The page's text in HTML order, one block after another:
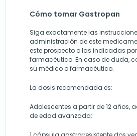
Cómo tomar Gastropan
Siga exactamente las
administración de este
este prospecto o las indicadas
farmacéutico. En caso de duda,
su médico o farmacéutico.
La dosis recomendada es:
Adolescentes a partir de 12 años,
de edad avanzada: